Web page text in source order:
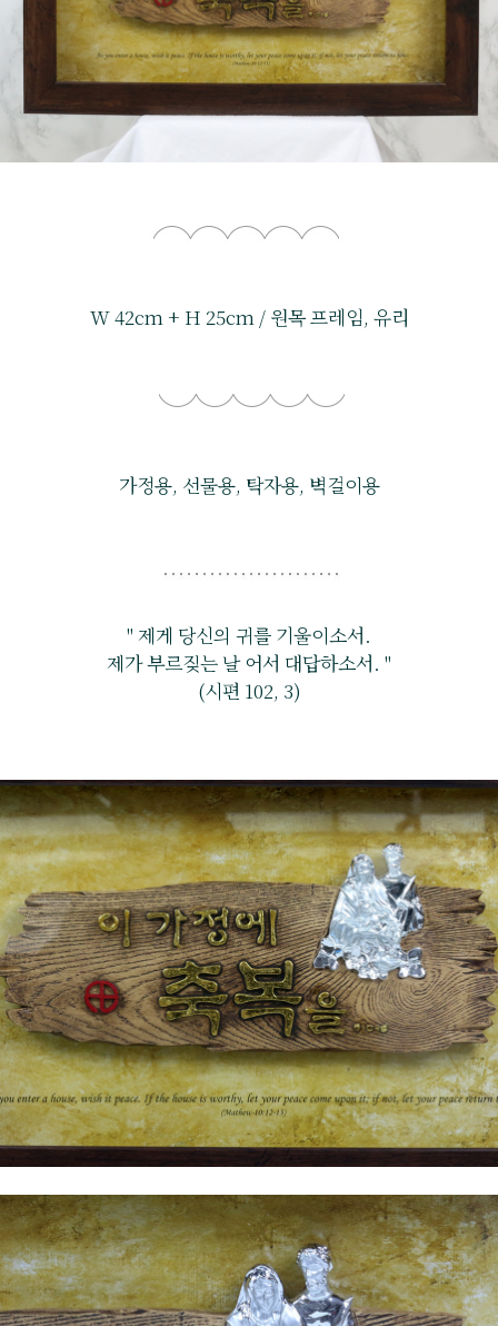
W 42cm + H 25cm / 원목 프레임, 유리
가정용, 선물용, 탁자용, 벽걸이용
" 제게 당신의 귀를 기울이소서.
제가 부르짖는 날 어서 대답하소서. "
(시편 102, 3)